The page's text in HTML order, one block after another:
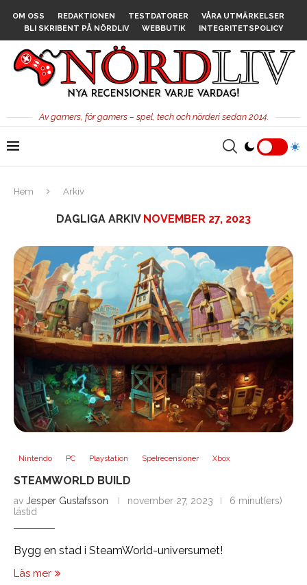
OM OSS REDAKTIONEN TESTDATORER
VÅRA UTMÄRKELSER
BLI SKRIBENT PÅ NÖRDLIV
WEBBUTIK INTEGRITETSPOLICY
Av gamers, för gamers – spel, tech och nörderi sedan 2014.
Hem Arkiv
DAGLIGA ARKIV NOVEMBER 27, 2023
Nintendo PC Playstation Spelrecensioner Xbox
STEAMWORLD BUILD
av Jesper Gustafsson november 27, 2023
6 minut(ers)
lästid
Bygg en stad i SteamWorld-universumet!
Läs mer